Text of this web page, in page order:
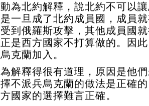
為北約解釋，說北約不可以
一旦成了北約成員國，成員
到俄羅斯攻擊，其他成員國
是西方國家不打算做的。因
克蘭加入。
解釋得很有道理，原因是他
不派兵烏克蘭的做法是正確
國家的選擇難言正確。